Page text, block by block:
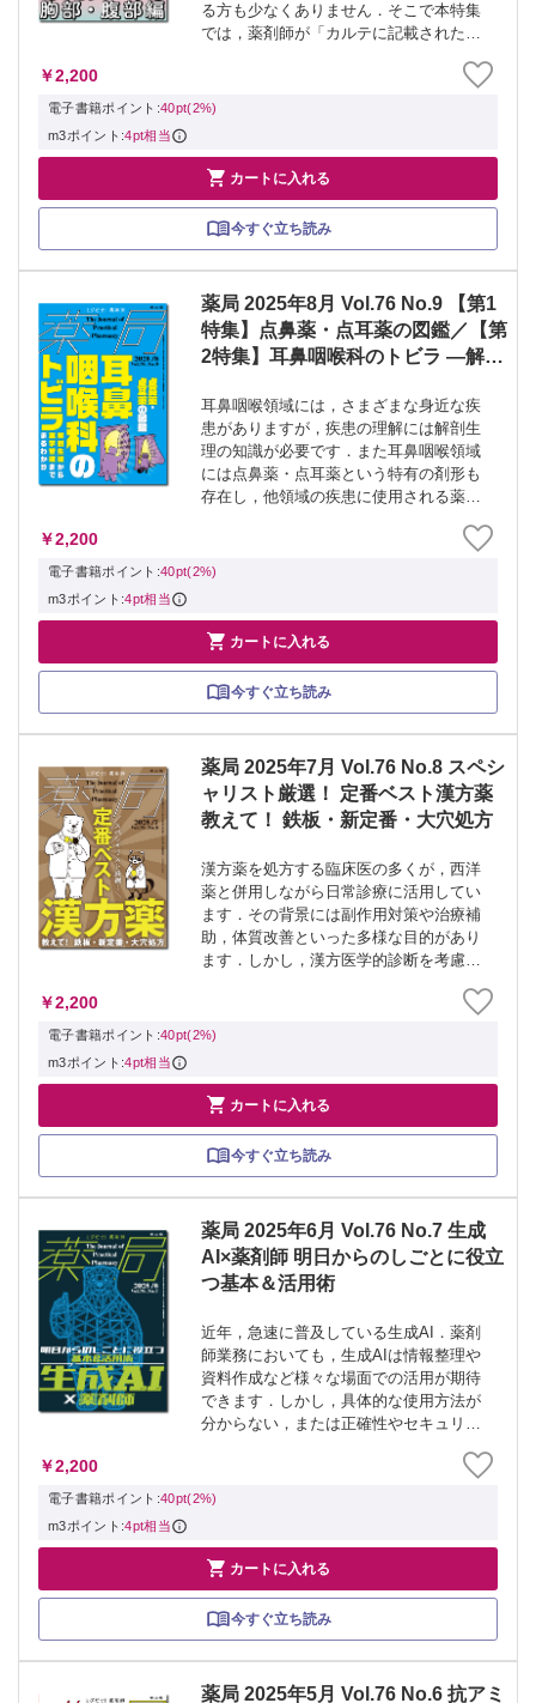
る方も少なくありません．そこで本特集
では，薬剤師が「カルテに記載された文
線・CTに絞って解説しました．「白い部
￥2,200
電子書籍ポイント:40pt(2%)
m3ポイント:4pt相当
 カートに入れる
今すぐ立ち読み
薬局 2025年8月 Vol.76 No.9 【第1
特集】点鼻薬・点耳薬の図鑑／【第
2特集】耳鼻咽喉科のトビラ ―解剖
耳鼻咽喉領域には，さまざまな身近な疾
患がありますが，疾患の理解には解剖生
理の知識が必要です．また耳鼻咽喉領域
には点鼻薬・点耳薬という特有の剤形も
存在し，他領域の疾患に使用される薬剤
鼻薬・点耳薬と，耳鼻咽喉領域の疾患の
特集2本立てとして構成しました．第1特
￥2,200
電子書籍ポイント:40pt(2%)
m3ポイント:4pt相当
 カートに入れる
今すぐ立ち読み
薬局 2025年7月 Vol.76 No.8 スペシ
ャリスト厳選！ 定番ベスト漢方薬
教えて！ 鉄板・新定番・大穴処方
漢方薬を処方する臨床医の多くが，西洋
薬と併用しながら日常診療に活用してい
ます．その背景には副作用対策や治療補
助，体質改善といった多様な目的があり
ます．しかし，漢方医学的診断を考慮せ
ていることも少なくありません．本特集
では，各診療科のスペシャリストが選ぶ
￥2,200
電子書籍ポイント:40pt(2%)
m3ポイント:4pt相当
 カートに入れる
今すぐ立ち読み
薬局 2025年6月 Vol.76 No.7 生成
AI×薬剤師 明日からのしごとに役立
つ基本＆活用術
近年，急速に普及している生成AI．薬剤
師業務においても，生成AIは情報整理や
資料作成など様々な場面での活用が期待
できます．しかし，具体的な使用方法が
分からない，または正確性やセキュリテ
出せない方も多いです． そこで本特集
は，”明日からのしごとに役立つ”を合言葉
￥2,200
電子書籍ポイント:40pt(2%)
m3ポイント:4pt相当
 カートに入れる
今すぐ立ち読み
薬局 2025年5月 Vol.76 No.6 抗アミ